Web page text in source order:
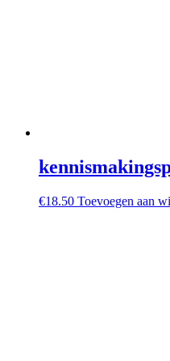
€18.50 Toevoegen aan